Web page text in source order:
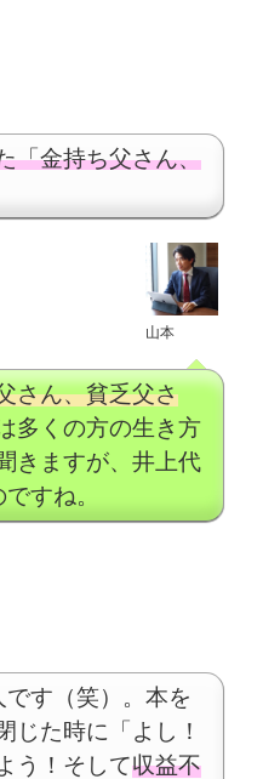
「金持ち父さん、
山本
さん、貧乏父さ
多くの方の生き方
きますが、井上代
すね。
す（笑）。本を
じた時に「よし！
う！そして収益不